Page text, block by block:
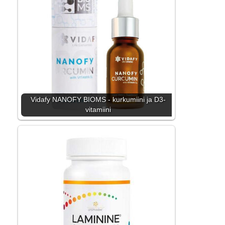
Vidafy NANOFY BIOMS - kurkumiini ja D3-
vitamiini